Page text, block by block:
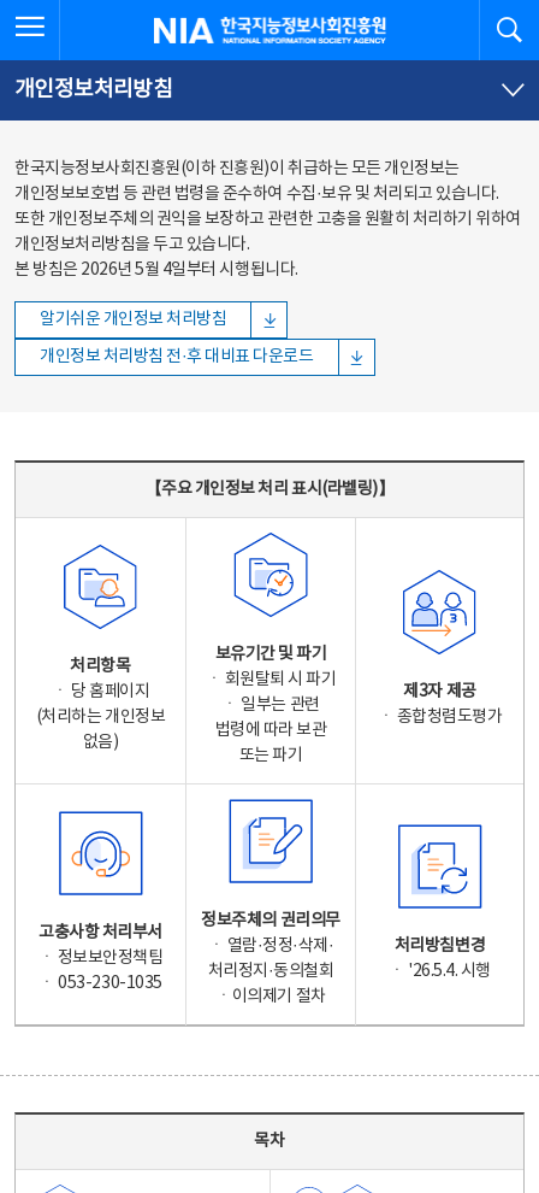
바로가기
바로가기
한국지능정보사회진흥원
개인정보처리방침
한국지능정보사회진흥원(이하 진흥원)이 취급하는 모든 개인정보는
개인정보보호법 등 관련 법령을 준수하여 수집·보유 및 처리되고 있습니다.
또한 개인정보주체의 권익을 보장하고 관련한 고충을 원활히 처리하기 위하여
개인정보처리방침을 두고 있습니다.
본 방침은 2026년 5월 4일부터 시행됩니다.
알기쉬운 개인정보 처리방침
개인정보 처리방침 전·후 대비표 다운로드
【주요 개인정보 처리 표시(라벨링)】
처리항목
ㆍ 당 홈페이지
(처리하는 개인정보
없음)
보유기간 및 파기
ㆍ 회원탈퇴 시 파기
ㆍ 일부는 관련
법령에 따라 보관
또는 파기
제3자 제공
ㆍ 종합청렴도평가
고충사항 처리부서
ㆍ 정보보안정책팀
ㆍ 053-230-1035
정보주체의 권리의무
ㆍ 열람·정정·삭제·
처리정지·동의철회
ㆍ이의제기 절차
처리방침변경
ㆍ '26.5.4. 시행
목차